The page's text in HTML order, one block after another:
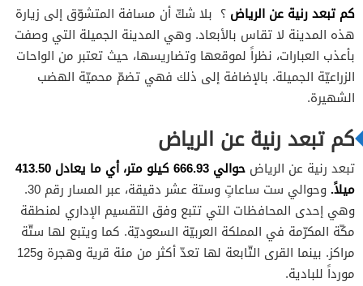
كم تبعد رنية عن الرياض ؟ بلا شكّ أن مسافة المتشوّق إلى زيارة
هذه المدينة لا تقاس بالأبعاد. وهي المدينة الجميلة التي وصفت
بأعذب العبارات، نظراً لموقعها وتضاريسها، حيث تعتبر من الواحات
الزراعيّة الجميلة. بالإضافة إلى ذلك فهي تضمّ محميّة الهضب
الشهيرة.
كم تبعد رنية عن الرياض
تبعد رنية عن الرياض
حوالي 666.93 كيلو متر، أي ما يعادل 413.50
ميلاً.
وحوالي ست ساعاتٍ وستة عشر دقيقة، عبر المسار رقم 30.
وهي إحدى المحافظات التي تتبع وفق التقسيم الإداري لمنطقة
مكّة المكرّمة في المملكة العربيّة السعوديّة. كما ويتبع لها ستّة
مراكز. بينما القرى التّابعة لها تعدّ أكثر من مئة قرية وهجرة و125
مورداً للبادية.